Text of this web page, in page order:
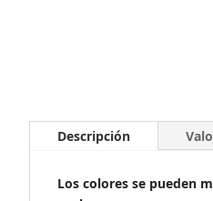
Descripción
Los colores se pueden